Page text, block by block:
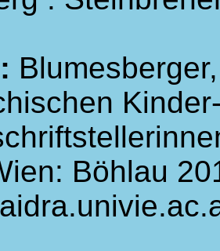
Böhlau